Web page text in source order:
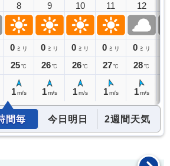
8
0 ミリ
25℃
1 m/s
9
0 ミリ
26℃
1 m/s
10
0 ミリ
26℃
1 m/s
11
0 ミリ
27℃
1 m/s
12
0 ミリ
28℃
1 m/s
間毎 今日明日 2週間天気